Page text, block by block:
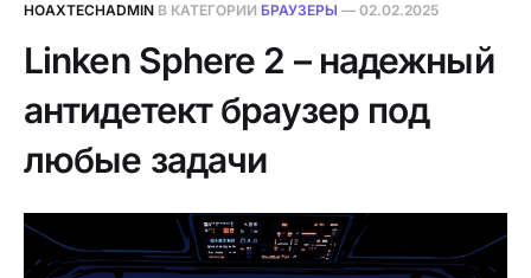
HOAXTECHADMIN В КАТЕГОРИИ БРАУЗЕРЫ — 02.02.2025
Linken Sphere 2 – надежный
антидетект браузер под
любые задачи